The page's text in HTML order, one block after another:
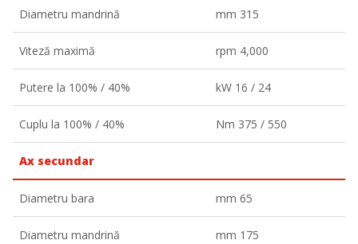
Diametru mandrină mm 315
Viteză maximă rpm 4,000
Putere la 100% / 40% kW 16 / 24
Cuplu la 100% / 40% Nm 375 / 550
Ax secundar
Diametru bara mm 65
Diametru mandrină mm 175